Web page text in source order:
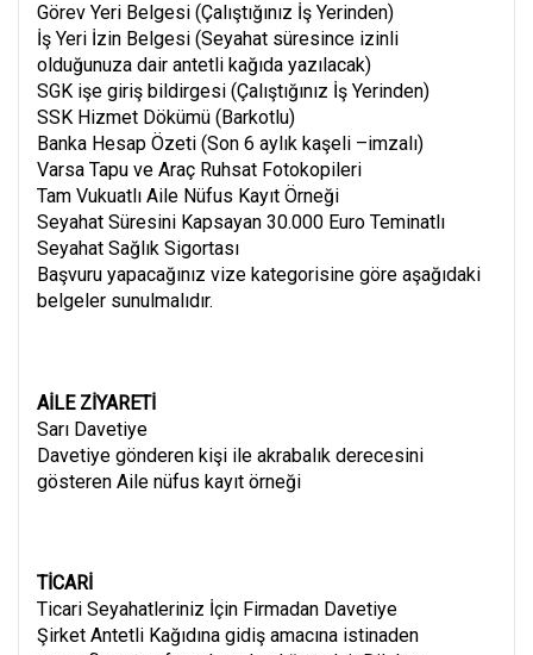
Görev Yeri Belgesi (Çalıştığınız İş Yerinden)
İş Yeri İzin Belgesi (Seyahat süresince izinli
olduğunuza dair antetli kağıda yazılacak)
SGK işe giriş bildirgesi (Çalıştığınız İş Yerinden)
SSK Hizmet Dökümü (Barkotlu)
Banka Hesap Özeti (Son 6 aylık kaşeli –imzalı)
Varsa Tapu ve Araç Ruhsat Fotokopileri
Tam Vukuatlı Aile Nüfus Kayıt Örneği
Seyahat Süresini Kapsayan 30.000 Euro Teminatlı
Seyahat Sağlık Sigortası
Başvuru yapacağınız vize kategorisine göre aşağıdaki
belgeler sunulmalıdır.
AİLE ZİYARETİ
Sarı Davetiye
Davetiye gönderen kişi ile akrabalık derecesini
gösteren Aile nüfus kayıt örneği
TİCARİ
Ticari Seyahatleriniz İçin Firmadan Davetiye
Şirket Antetli Kağıdına gidiş amacına istinaden